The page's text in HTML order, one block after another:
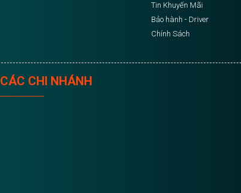
Tin Khuyến Mãi
Bảo hành - Driver
Chính Sách
CHI NHÁNH